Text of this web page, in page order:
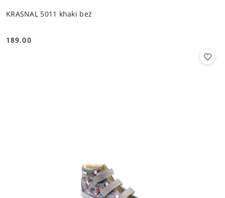
KRASNAL 5011 khaki beż
Cena:
189.00